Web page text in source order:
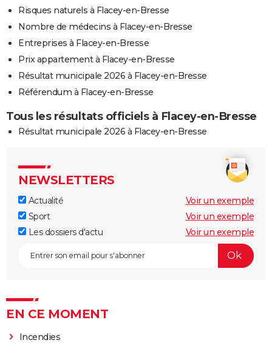
Risques naturels à Flacey-en-Bresse
Nombre de médecins à Flacey-en-Bresse
Entreprises à Flacey-en-Bresse
Prix appartement à Flacey-en-Bresse
Résultat municipale 2026 à Flacey-en-Bresse
Référendum à Flacey-en-Bresse
Tous les résultats officiels à Flacey-en-Bresse
Résultat municipale 2026 à Flacey-en-Bresse
NEWSLETTERS
Actualité
Voir un exemple
Sport
Voir un exemple
Les dossiers d'actu
Voir un exemple
EN CE MOMENT
Incendies